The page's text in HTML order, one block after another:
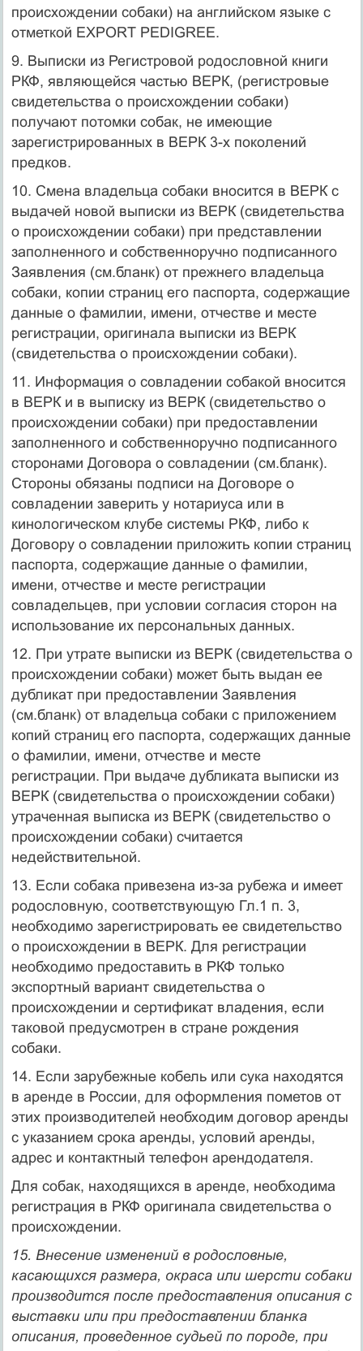
происхождении собаки) на английском языке с
отметкой EXPORT PEDIGREE.
9. Выписки из Регистровой родословной книги
РКФ, являющейся частью ВЕРК, (регистровые
свидетельства о происхождении собаки)
получают потомки собак, не имеющие
зарегистрированных в ВЕРК 3-х поколений
предков.
10. Смена владельца собаки вносится в ВЕРК с
выдачей новой выписки из ВЕРК (свидетельства
о происхождении собаки) при представлении
заполненного и собственноручно подписанного
Заявления (см.бланк) от прежнего владельца
собаки, копии страниц его паспорта, содержащие
данные о фамилии, имени, отчестве и месте
регистрации, оригинала выписки из ВЕРК
(свидетельства о происхождении собаки).
11. Информация о совладении собакой вносится
в ВЕРК и в выписку из ВЕРК (свидетельство о
происхождении собаки) при предоставлении
заполненного и собственноручно подписанного
сторонами Договора о совладении (см.бланк).
Стороны обязаны подписи на Договоре о
совладении заверить у нотариуса или в
кинологическом клубе системы РКФ, либо к
Договору о совладении приложить копии страниц
паспорта, содержащие данные о фамилии,
имени, отчестве и месте регистрации
совладельцев, при условии согласия сторон на
использование их персональных данных.
12. При утрате выписки из ВЕРК (свидетельства о
происхождении собаки) может быть выдан ее
дубликат при предоставлении Заявления
(см.бланк) от владельца собаки с приложением
копий страниц его паспорта, содержащих данные
о фамилии, имени, отчестве и месте
регистрации. При выдаче дубликата выписки из
ВЕРК (свидетельства о происхождении собаки)
утраченная выписка из ВЕРК (свидетельство о
происхождении собаки) считается
недействительной.
13. Если собака привезена из-за рубежа и имеет
родословную, соответствующую Гл.1 п. 3,
необходимо зарегистрировать ее свидетельство
о происхождении в ВЕРК. Для регистрации
необходимо предоставить в РКФ только
экспортный вариант свидетельства о
происхождении и сертификат владения, если
таковой предусмотрен в стране рождения
собаки.
14. Если зарубежные кобель или сука находятся
в аренде в России, для оформления пометов от
этих производителей необходим договор аренды
с указанием срока аренды, условий аренды,
адрес и контактный телефон арендодателя.
Для собак, находящихся в аренде, необходима
регистрация в РКФ оригинала свидетельства о
происхождении.
15. Внесение изменений в родословные,
касающихся размера, окраса или шерсти собаки
производится после предоставления описания с
выставки или при предоставлении бланка
описания, проведенное судьей по породе, при